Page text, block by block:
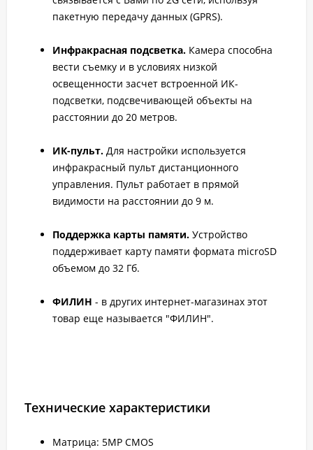
пакетную передачу данных (GPRS).
Инфракрасная подсветка. Камера способна
вести съемку и в условиях низкой
освещенности засчет встроенной ИК-
подсветки, подсвечивающей объекты на
расстоянии до 20 метров.
ИК-пульт. Для настройки используется
инфракрасный пульт дистанционного
управления. Пульт работает в прямой
видимости на расстоянии до 9 м.
Поддержка карты памяти. Устройство
поддерживает карту памяти формата microSD
объемом до 32 Гб.
ФИЛИН - в других интернет-магазинах этот
товар еще называется "ФИЛИН".
Технические характеристики
Матрица: 5MP CMOS